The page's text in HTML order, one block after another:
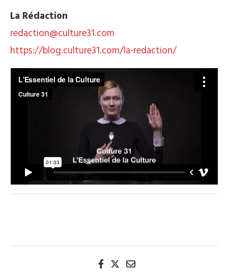
La Rédaction
redaction@culture31.com
https://blog.culture31.com/la-redaction/